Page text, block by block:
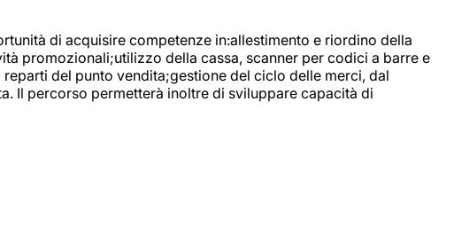
di acquisire competenze in:allestimento e riordino della
promozionali;utilizzo della cassa, scanner per codici a barre e
del punto vendita;gestione del ciclo delle merci, dal
Il percorso permetterà inoltre di sviluppare capacità di